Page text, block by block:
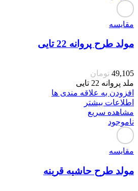
مقایسه
مولد طرح پروانه 22 تایی
49,105 تومان
ملد پروانه 22 تایی
افزودن به علاقه مندی ها
اطلاعات بیشتر
مشاهده سریع
ناموجود
مقایسه
مولد طرح حاشیه قرینه